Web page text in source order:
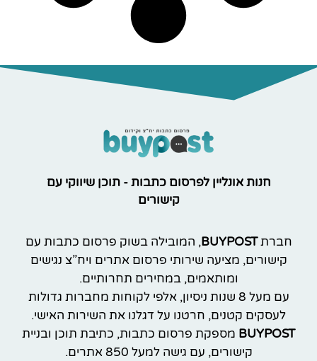
חנות אונליין לפרסום כתבות - תוכן שיווקי עם
קישורים
חברתBUYPOST, המובילה בשוק פרסום כתבות עם
קישורים, מציעה שירותי פרסום אתרים ויח”צ נגישים
ומותאמים, במחירים תחרותיים.
עם מעל 8 שנות ניסיון, אלפי לקוחות מחברות גדולות
לעסקים קטנים, חרטנו על דגלנו את השירות האישי.
BUYPOST מספקת פרסום כתבות, כתיבת תוכן ובניית
קישורים, עם גישה למעל 850 אתרים.